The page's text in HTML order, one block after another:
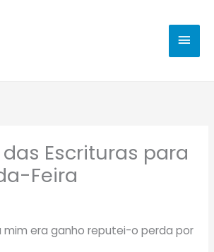
Escrituras para
Feira
mim era ganho reputei-o perda por